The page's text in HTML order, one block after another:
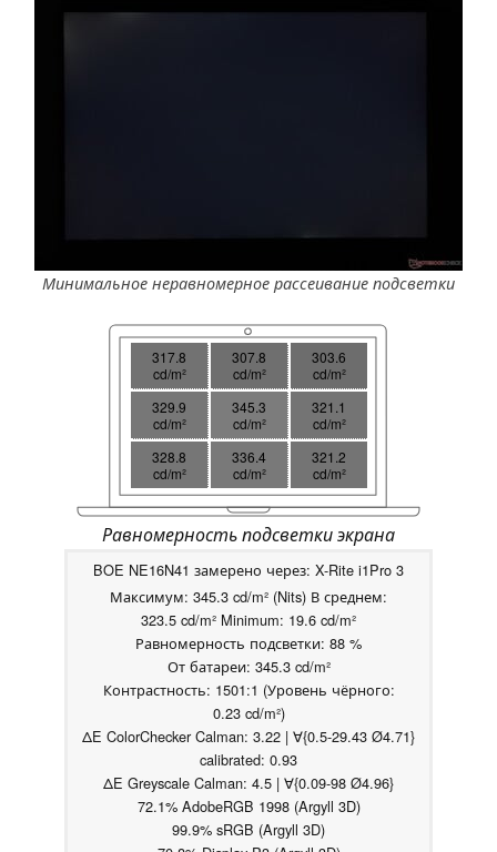
Минимальное неравномерное рассеивание подсветки
317.8
cd/m²
307.8
cd/m²
303.6
cd/m²
329.9
cd/m²
345.3
cd/m²
321.1
cd/m²
328.8
cd/m²
336.4
cd/m²
321.2
cd/m²
Равномерность подсветки экрана
BOE NE16N41 замерено через: X-Rite i1Pro 3
Максимум: 345.3 cd/m² (Nits) В среднем:
323.5 cd/m² Minimum: 19.6 cd/m²
Равномерность подсветки: 88 %
От батареи: 345.3 cd/m²
Контрастность: 1501:1 (Уровень чёрного:
0.23 cd/m²)
ΔE ColorChecker Calman: 3.22 | ∀{0.5-29.43 Ø4.71}
calibrated: 0.93
ΔE Greyscale Calman: 4.5 | ∀{0.09-98 Ø4.96}
72.1% AdobeRGB 1998 (Argyll 3D)
99.9% sRGB (Argyll 3D)